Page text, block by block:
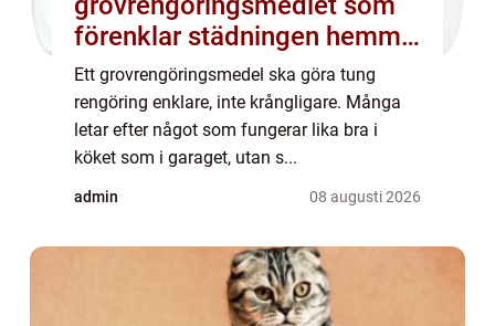
förenklar städningen hemma
och på jobbet
Ett grovrengöringsmedel ska göra tung
rengöring enklare, inte krångligare. Många
letar efter något som fungerar lika bra i
köket som i garaget, utan s...
admin 08 augusti 2026